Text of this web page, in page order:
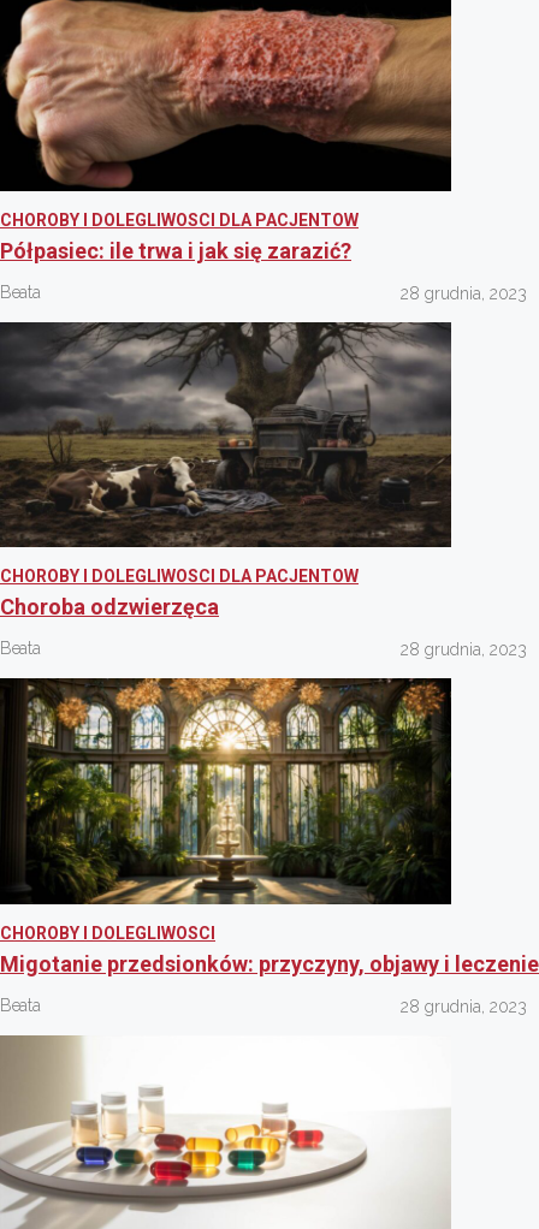
CHOROBY I DOLEGLIWOSCI DLA PACJENTOW
Półpasiec: ile trwa i jak się zarazić?
Beata 28 grudnia, 2023
CHOROBY I DOLEGLIWOSCI DLA PACJENTOW
Choroba odzwierzęca
Beata 28 grudnia, 2023
CHOROBY I DOLEGLIWOSCI
Migotanie przedsionków: przyczyny, objawy i leczenie
Beata 28 grudnia, 2023